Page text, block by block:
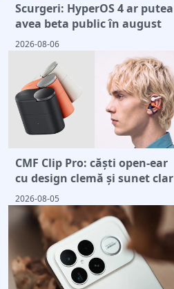
Scurgeri: HyperOS 4 ar putea
avea beta public în august
2026-08-06
CMF Clip Pro: căști open-ear
cu design clemă și sunet clar
2026-08-05